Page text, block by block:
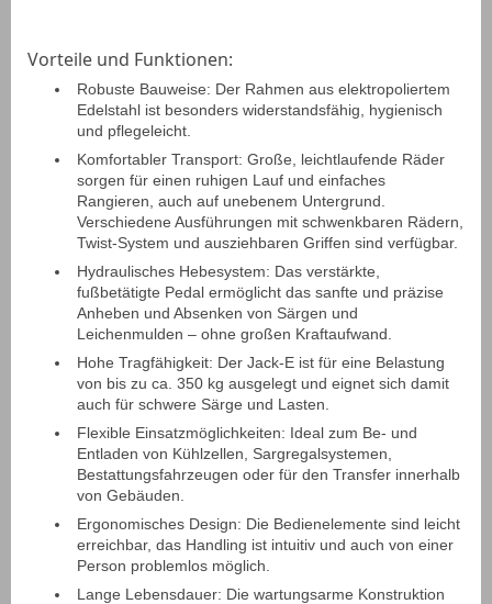
Vorteile und Funktionen:
Robuste Bauweise: Der Rahmen aus elektropoliertem
Edelstahl ist besonders widerstandsfähig, hygienisch
und pflegeleicht.
Komfortabler Transport: Große, leichtlaufende Räder
sorgen für einen ruhigen Lauf und einfaches
Rangieren, auch auf unebenem Untergrund.
Verschiedene Ausführungen mit schwenkbaren Rädern,
Twist-System und ausziehbaren Griffen sind verfügbar.
Hydraulisches Hebesystem: Das verstärkte,
fußbetätigte Pedal ermöglicht das sanfte und präzise
Anheben und Absenken von Särgen und
Leichenmulden – ohne großen Kraftaufwand.
Hohe Tragfähigkeit: Der Jack-E ist für eine Belastung
von bis zu ca. 350 kg ausgelegt und eignet sich damit
auch für schwere Särge und Lasten
Flexible Einsatzmöglichkeiten: Ideal zum Be- und
Entladen von Kühlzellen, Sargregalsystemen,
Bestattungsfahrzeugen oder für den Transfer innerhalb
von Gebäuden.
Ergonomisches Design: Die Bedienelemente sind leicht
erreichbar, das Handling ist intuitiv und auch von einer
Person problemlos möglich.
Lange Lebensdauer: Die wartungsarme Konstruktion